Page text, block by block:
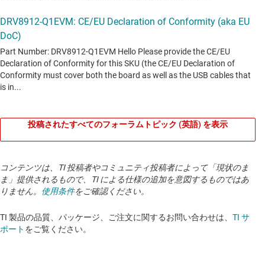
投稿されたすべてのフォーラムトピック (英語) を表示
コンテンツは、TI 投稿者やコミュニティ投稿者によって「現状のま
ま」提供されるもので、TI による仕様の追加を意図するものではあ
りません。 使用条件をご確認ください。
TI 製品の品質、パッケージ、ご注文に関するお問い合わせは、 TI サ
ポート をご覧ください。